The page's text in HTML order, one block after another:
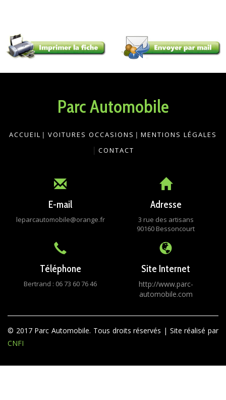
Parc Automobile
ACCUEIL | VOITURES OCCASIONS | MENTIONS LÉGALES
| CONTACT
E-mail
leparcautomobile@orange.fr
Adresse
3 rue des artisans
90160 Bessoncourt
Téléphone
Bertrand : 06 73 60 76 46
Site Internet
http://www.parc-
automobile.com
© 2017 Parc Automobile. Tous droits réservés | Site réalisé par
CNFI